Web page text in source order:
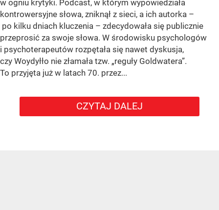
w ogniu krytyki. Podcast, w którym wypowiedziała
kontrowersyjne słowa, zniknął z sieci, a ich autorka –
po kilku dniach kluczenia – zdecydowała się publicznie
przeprosić za swoje słowa. W środowisku psychologów
i psychoterapeutów rozpętała się nawet dyskusja,
czy Woydyłło nie złamała tzw. „reguły Goldwatera”.
To przyjęta już w latach 70. przez...
CZYTAJ DALEJ